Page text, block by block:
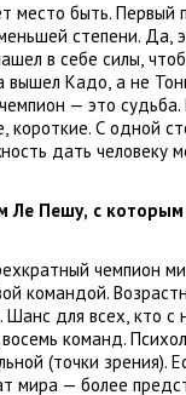
место быть. Первый
степени. Да,
в себе силы,
вышел Кадо, а не
— это
, короткие. С одной
дать человеку
Ле Пешу, с
чемпион
командой.
Шанс для всех, кто с
восемь команд.
(точки зрения).
мира — более